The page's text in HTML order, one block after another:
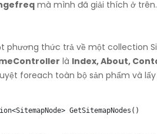
mà mình đã giải thích ở trên.
phương thức trả về một collection
là Index, About,
foreach toàn bộ sản phẩm và
GetSitemapNodes()